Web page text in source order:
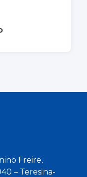
Freire,
– Teresina-